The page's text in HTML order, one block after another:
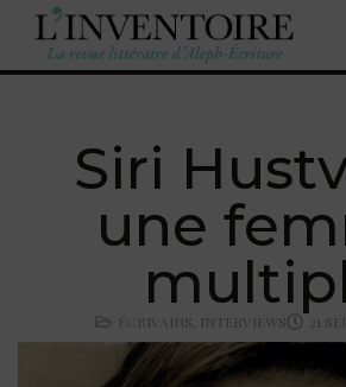
Siri
une
ÉCRIVAINS INTERVIEWS 21